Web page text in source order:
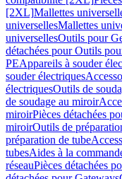
[2XL]Mallettes
universellesMallettes
universellesOutils pour
détachées pour Outils
PEAppareils à souder
souder électriques
électriquesOutils de
de soudage au miroir
miroirPièces détachées
miroirOutils de
préparation de tube
tubesAides à la
réseauPièces détachées